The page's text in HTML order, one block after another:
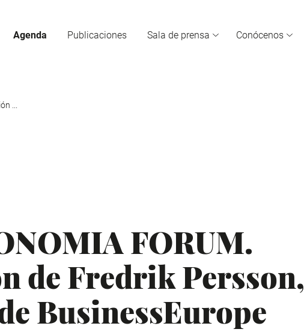
Agenda Publicaciones Sala de prensa Conócenos
...
FORUM.
de Fredrik Persson,
BusinessEurope